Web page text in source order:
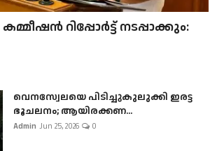
റിപ്പോർട്ട് നടപ്പാക്കും:
വെനസ്വേലയെ പിടിച്ചുകുലുക്കി ഇരട്ട
ഭൂചലനം; ആയിരക്കണ...
Admin Jun 25, 2026 0